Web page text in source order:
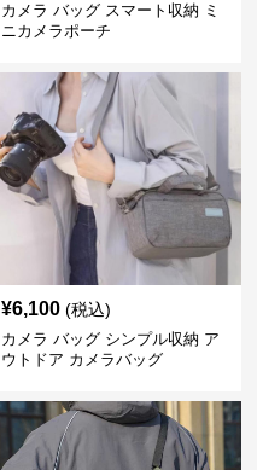
カメラ バッグ スマート収納 ミ
ニカメラポーチ
¥6,100 (税込)
カメラ バッグ シンプル収納 ア
ウトドア カメラバッグ